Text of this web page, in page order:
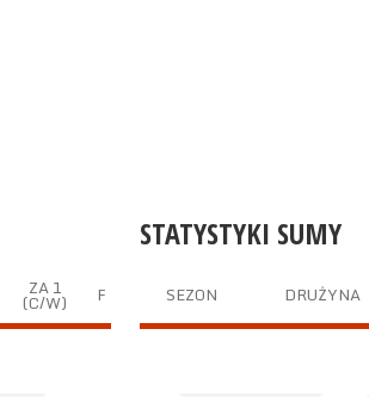
STATYSTYKI SUMY
SEZON DRUŻYNA
ZA 1
(C/W) F